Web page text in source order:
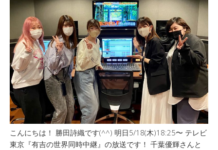
こんにちは！ 勝田詩織です(^^) 明日5/18(木)18:25〜 テレビ
東京『有吉の世界同時中継』の放送です！ 千葉優輝さんと